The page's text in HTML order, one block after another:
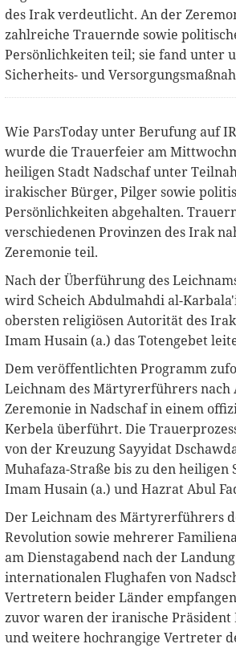
des Irak verdeutlicht. An der
zahlreiche Trauernde sowie
Persönlichkeiten teil; sie fand unter
Sicherheits- und
Wie ParsToday unter Berufung auf
wurde die Trauerfeier am
heiligen Stadt Nadschaf unter
irakischer Bürger, Pilger sowie
Persönlichkeiten abgehalten.
verschiedenen Provinzen des Irak
Zeremonie teil.
Nach der Überführung des
wird Scheich Abdulmahdi al-
obersten religiösen Autorität des
Imam Husain (a.) das Totengebet
Dem veröffentlichten Programm
Leichnam des Märtyrerführers nach
Zeremonie in Nadschaf in einem
Kerbela überführt. Die
von der Kreuzung Sayyidat
Muhafaza-Straße bis zu den heiligen
Imam Husain (a.) und Hazrat Abul
Der Leichnam des Märtyrerführers
Revolution sowie mehrerer
am Dienstagabend nach der
internationalen Flughafen von
Vertretern beider Länder
zuvor waren der iranische Präsident
und weitere hochrangige Vertreter